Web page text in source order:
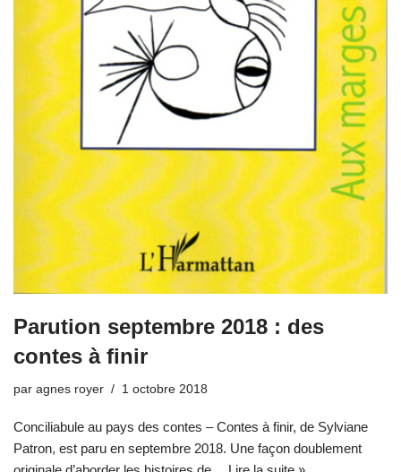
Parution septembre 2018 : des
contes à finir
par agnes royer 1 octobre 2018
Conciliabule au pays des contes – Contes à finir, de Sylviane
Patron, est paru en septembre 2018. Une façon doublement